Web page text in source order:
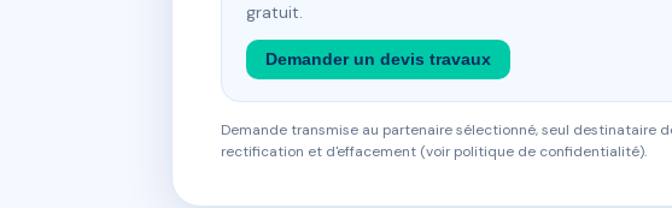
gratuit.
Demander un devis travaux
Demande transmise au partenaire sélectionné, seul destinataire
rectification et d'effacement (voir politique de confidentialité).